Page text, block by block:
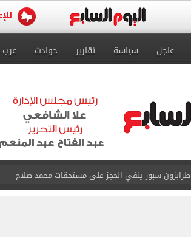
عاجل سياسة تقارير حوادث عرب
طرابزون سبور ينفي الحجز على مستحقات محمد صلاح
منتخب ناشئات كرة اليد يخسر أمام إسبانيا 27 - 26 فى نصف نهائى بطولة العالم